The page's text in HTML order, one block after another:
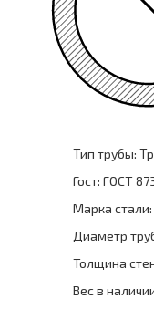
Тип трубы:
Гост: ГОСТ
Марка стали:
Диаметр
Толщина
Вес в